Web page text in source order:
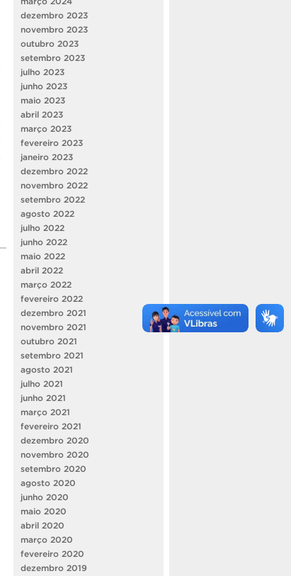
dezembro 2023
novembro 2023
outubro 2023
setembro 2023
julho 2023
junho 2023
maio 2023
abril 2023
março 2023
fevereiro 2023
janeiro 2023
dezembro 2022
novembro 2022
setembro 2022
agosto 2022
julho 2022
junho 2022
maio 2022
abril 2022
março 2022
fevereiro 2022
dezembro 2021
novembro 2021
outubro 2021
setembro 2021
agosto 2021
julho 2021
junho 2021
março 2021
fevereiro 2021
dezembro 2020
novembro 2020
setembro 2020
agosto 2020
junho 2020
maio 2020
abril 2020
março 2020
fevereiro 2020
dezembro 2019